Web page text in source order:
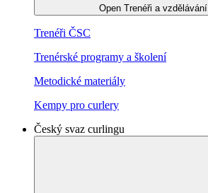
Open Trenéři a vzdělávání
Trenéři ČSC
Trenérské programy a školení
Metodické materiály
Kempy pro curlery
Český svaz curlingu